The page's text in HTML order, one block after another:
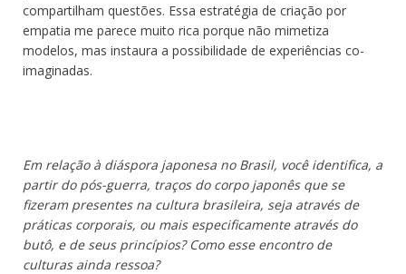
compartilham questões. Essa estratégia de criação por
empatia me parece muito rica porque não mimetiza
modelos, mas instaura a possibilidade de experiências co-
imaginadas.
Em relação à diáspora japonesa no Brasil, você identifica, a
partir do pós-guerra, traços do corpo japonês que se
fizeram presentes na cultura brasileira, seja através de
práticas corporais, ou mais especificamente através do
butô, e de seus princípios? Como esse encontro de
culturas ainda ressoa?